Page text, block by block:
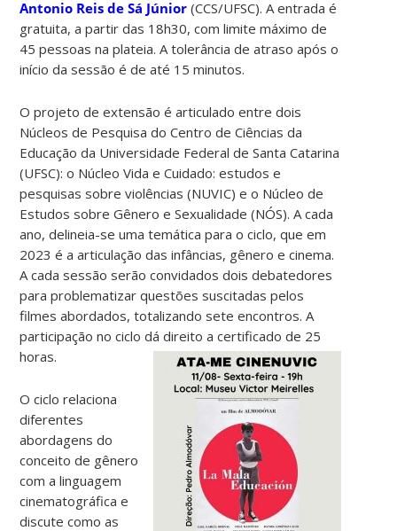
Antonio Reis de Sá Júnior (CCS/UFSC). A entrada é
gratuita, a partir das 18h30, com limite máximo de
45 pessoas na plateia. A tolerância de atraso após o
início da sessão é de até 15 minutos.
O projeto de extensão é articulado entre dois
Núcleos de Pesquisa do Centro de Ciências da
Educação da Universidade Federal de Santa Catarina
(UFSC): o Núcleo Vida e Cuidado: estudos e
pesquisas sobre violências (NUVIC) e o Núcleo de
Estudos sobre Gênero e Sexualidade (NÓS). A cada
ano, delineia-se uma temática para o ciclo, que em
2023 é a articulação das infâncias, gênero e cinema.
A cada sessão serão convidados dois debatedores
para problematizar questões suscitadas pelos
filmes abordados, totalizando sete encontros. A
participação no ciclo dá direito a certificado de 25
horas.
O ciclo relaciona
diferentes
abordagens do
conceito de gênero
com a linguagem
cinematográfica e
discute como as